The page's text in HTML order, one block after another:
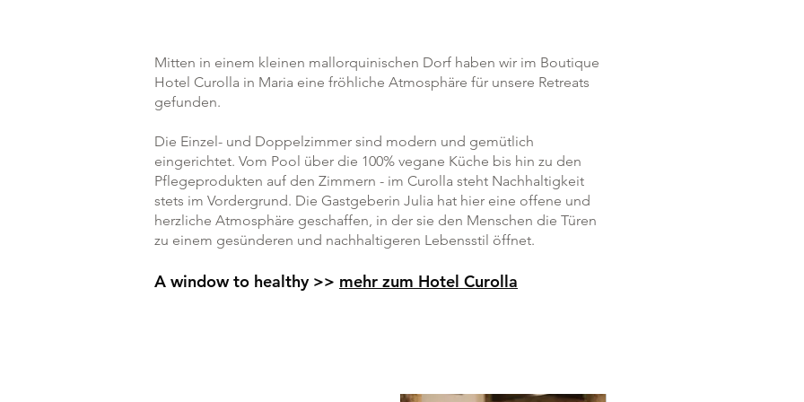
Mitten in einem kleinen mallorquinischen Dorf haben wir im Boutique
Hotel Curolla in Maria eine fröhliche Atmosphäre für unsere Retreats
gefunden.
Die Einzel- und Doppelzimmer sind modern und gemütlich
eingerichtet. Vom Pool über die 100% vegane Küche bis hin zu den
Pflegeprodukten auf den Zimmern - im Curolla steht Nachhaltigkeit
stets im Vordergrund. Die Gastgeberin Julia hat hier eine offene und
herzliche Atmosphäre geschaffen, in der sie den Menschen die Türen
zu einem gesünderen und nachhaltigeren Lebensstil öffnet.
A window to healthy >> mehr zum Hotel Curolla